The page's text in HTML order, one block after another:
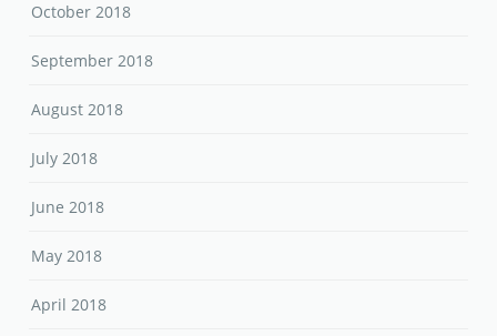
October 2018
September 2018
August 2018
July 2018
June 2018
May 2018
April 2018